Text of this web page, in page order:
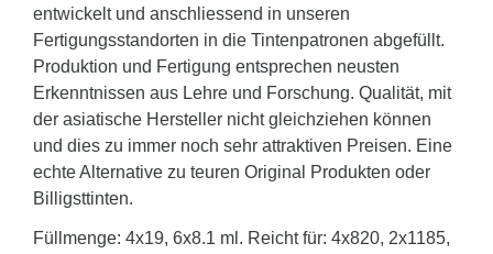
entwickelt und anschliessend in unseren
Fertigungsstandorten in die Tintenpatronen abgefüllt.
Produktion und Fertigung entsprechen neusten
Erkenntnissen aus Lehre und Forschung. Qualität, mit
der asiatische Hersteller nicht gleichziehen können
und dies zu immer noch sehr attraktiven Preisen. Eine
echte Alternative zu teuren Original Produkten oder
Billigsttinten.
Füllmenge: 4x19, 6x8.1 ml. Reicht für: 4x820, 2x1185,